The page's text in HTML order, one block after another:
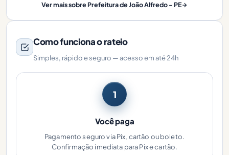
Ver mais sobre Prefeitura de João Alfredo - PE
Como funciona o rateio
Simples, rápido e seguro — acesso em até 24h
1
Você paga
Pagamento seguro via Pix, cartão ou boleto.
Confirmação imediata para Pix e cartão.